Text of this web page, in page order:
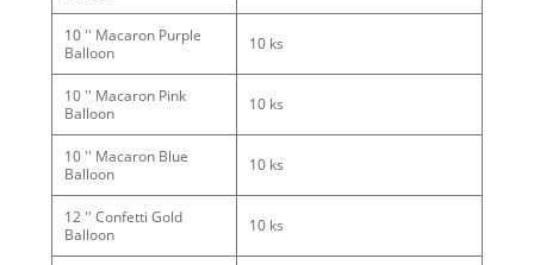
10 '' Macaron Purple
Balloon
10 ks
10 '' Macaron Pink
Balloon
10 ks
10 '' Macaron Blue
Balloon
10 ks
12 '' Confetti Gold
Balloon
10 ks